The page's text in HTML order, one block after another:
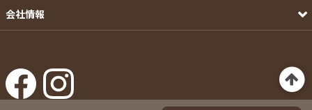
会社情報